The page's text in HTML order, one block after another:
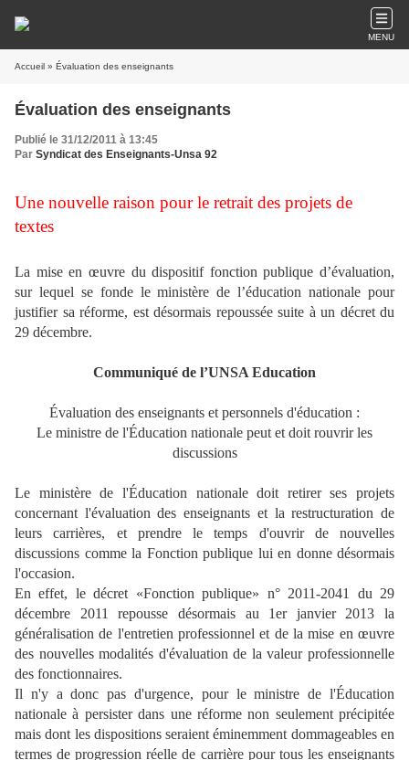
MENU
Accueil » Évaluation des enseignants
Évaluation des enseignants
Publié le 31/12/2011 à 13:45
Par Syndicat des Enseignants-Unsa 92
Une nouvelle raison pour le retrait des projets de
textes
La mise en œuvre du dispositif fonction publique d’évaluation,
sur lequel se fonde le ministère de l’éducation nationale pour
justifier sa réforme, est désormais repoussée suite à un décret du
29 décembre.
Communiqué de l’UNSA Education
Évaluation des enseignants et personnels d'éducation :
Le ministre de l'Éducation nationale peut et doit rouvrir les
discussions
Le ministère de l'Éducation nationale doit retirer ses projets
concernant l'évaluation des enseignants et la restructuration de
leurs carrières, et prendre le temps d'ouvrir de nouvelles
discussions comme la Fonction publique lui en donne désormais
l'occasion.
En effet, le décret «Fonction publique» n° 2011-2041 du 29
décembre 2011 repousse désormais au 1er janvier 2013 la
généralisation de l'entretien professionnel et de la mise en œuvre
des nouvelles modalités d'évaluation de la valeur professionnelle
des fonctionnaires.
Il n'y a donc pas d'urgence, pour le ministre de l'Éducation
nationale à persister dans une réforme non seulement précipitée
mais dont les dispositions seraient éminemment dommageables en
termes de progression réelle de carrière pour tous les enseignants